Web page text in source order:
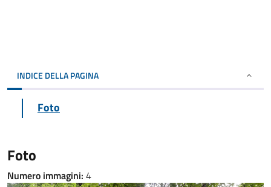
INDICE DELLA PAGINA
Foto
Foto
Numero immagini: 4